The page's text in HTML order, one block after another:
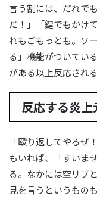
言う割には、だれで
だ！」「鍵でもかけ
れもごもっとも。ソ
る」機能がついてい
がある以上反応され
反応する炎上
「殴り返してやるぜ
もいれば、「すいま
る。なかには空リプ
見を言うというもの